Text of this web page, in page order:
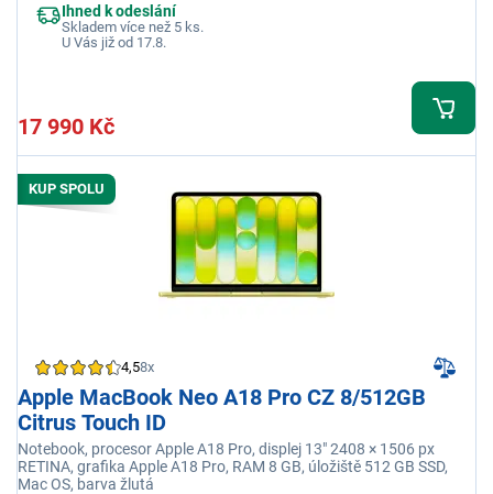
Ihned k odeslání
Skladem více než 5 ks.
U Vás již od 17.8.
17 990 Kč
KUP SPOLU
4,58x
Apple MacBook Neo A18 Pro CZ 8/512GB
Citrus Touch ID
Notebook, procesor Apple A18 Pro, displej 13" 2408 × 1506 px
RETINA, grafika Apple A18 Pro, RAM 8 GB, úložiště 512 GB SSD,
Mac OS, barva žlutá